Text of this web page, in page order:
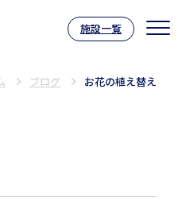
ム サニーステー
施設一覧
ブログ お花の植え替え